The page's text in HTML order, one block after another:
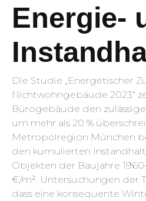
Energie-
Die Studie „Energetischer
Nichtwohngebäude 2023“
Bürogebäude den
um mehr als 20 %
Metropolregion München
den kumulierten
Objekten der Baujahre
€/m². Untersuchungen der
dass eine konsequente